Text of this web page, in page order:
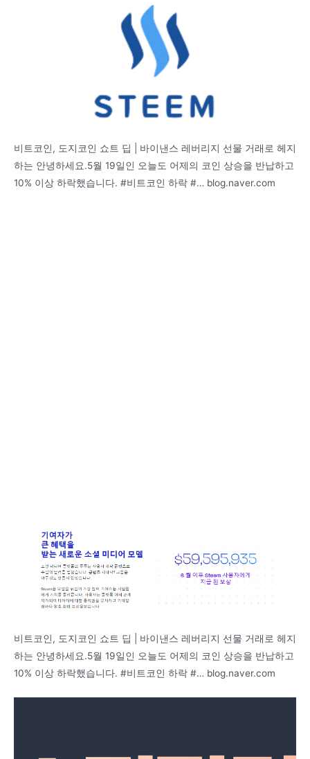
비트코인, 도지코인 쇼트 딥 | 바이낸스 레버리지 선물 거래로 헤지
하는 안녕하세요.5월 19일인 오늘도 어제의 코인 상승을 반납하고
10% 이상 하락했습니다. #비트코인 하락 #… blog.naver.com
비트코인, 도지코인 쇼트 딥 | 바이낸스 레버리지 선물 거래로 헤지
하는 안녕하세요.5월 19일인 오늘도 어제의 코인 상승을 반납하고
10% 이상 하락했습니다. #비트코인 하락 #… blog.naver.com